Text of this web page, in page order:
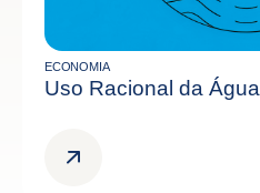
ECONOMIA
Uso Racional da Água